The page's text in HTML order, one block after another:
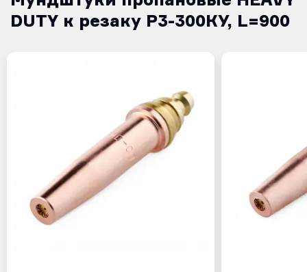
DUTY к резаку Р3-300КУ, L=900